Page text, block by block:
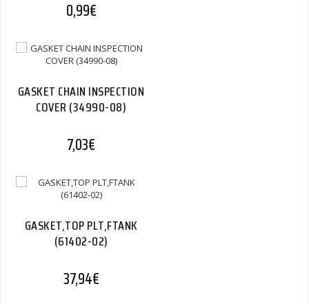
0,99€
GASKET CHAIN INSPECTION
COVER (34990-08)
7,03€
GASKET,TOP PLT,FTANK
(61402-02)
37,94€